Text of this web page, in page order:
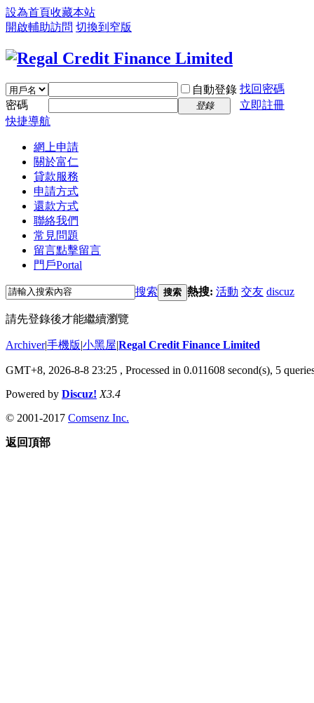
設為首頁收藏本站
開啟輔助訪問 切換到窄版
自動登錄 找回密碼
密碼
登錄
立即註冊
快捷導航
網上申請
關於富仁
貸款服務
申請方式
還款方式
聯絡我們
常見問題
留言點擊留言
門戶Portal
搜索 搜索 熱搜: 活動 交友 discuz
請先登錄後才能繼續瀏覽
Archiver|手機版|小黑屋|Regal Credit Finance Limited
GMT+8, 2026-8-8 23:25 , Processed in 0.011608 second(s), 5
Powered by Discuz! X3.4
© 2001-2017 Comsenz Inc.
返回頂部